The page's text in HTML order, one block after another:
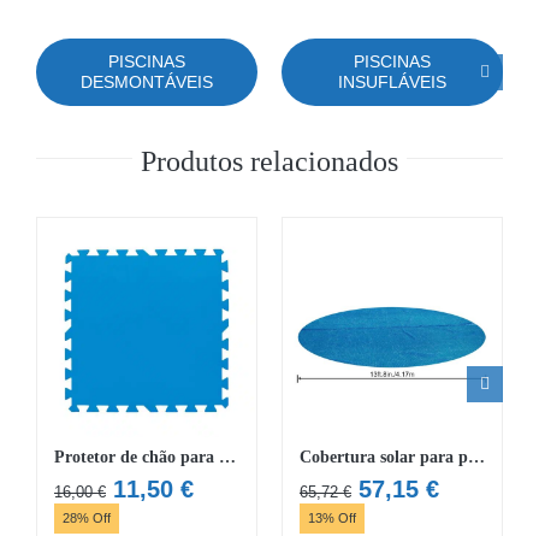
PISCINAS
DESMONTÁVEIS
PISCINAS
INSUFLÁVEIS
Produtos relacionados
Protetor de chão para piscina Flowclear de 50×50 cm (9 painéis)
16,00€ O
11,50 €O
28% Off
Cobertura solar para piscina de 4,57 m Flowclear™
65,72€ O
57,15 €O
13% Off